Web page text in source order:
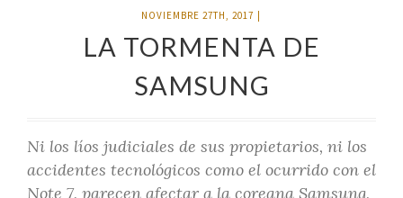
NOVIEMBRE 27TH, 2017 |
LA TORMENTA DE
SAMSUNG
Ni los líos judiciales de sus propietarios, ni los
accidentes tecnológicos como el ocurrido con el
Note 7, parecen afectar a la coreana Samsung,